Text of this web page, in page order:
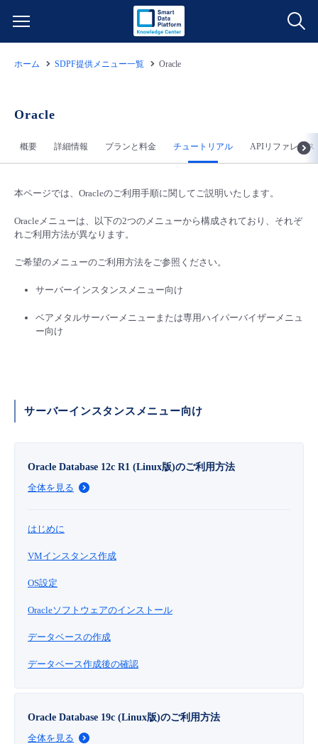
サービス一覧
クラウド/サーバー
ネットワーク
IoT
サポート
よくある質問
データ利活用
クラウド/サーバー
ネットワーク
モニタリング/監査
料金情報
料金シミュレーター
データ利活用
ネットワーク
すべてのメニューを見る
ご利用開始ガイド
■ 管理機能
■ セットアップガイド
- 初期設定・確認
- ユーザー機能の管理
- 登録情報の管理
- APIリファレンス
■ 基本構築ガイド
- クラウド / サーバー
- Flexible Remote Access
- vUTM2
ユースケース
- セキュリティ・監査
- リモートワーク
- その他
サービス稼働状況
ホーム SDPF提供メニュー一覧 Oracle
Oracle
概要 詳細情報 プランと料金 チュートリアル APIリファレンス
本ページでは、Oracleのご利用手順に関してご説明いたします。
Oracleメニューは、以下の2つのメニューから構成されており、それぞ
れご利用方法が異なります。
ご希望のメニューのご利用方法をご参照ください。
サーバーインスタンスメニュー向け
ベアメタルサーバーメニューまたは専用ハイパーバイザーメニュ
ー向け
サーバーインスタンスメニュー向け
Oracle Database 12c R1 (Linux版)のご利用方法
全体を見る
はじめに
VMインスタンス作成
OS設定
Oracleソフトウェアのインストール
データベースの作成
データベース作成後の確認
Oracle Database 19c (Linux版)のご利用方法
全体を見る